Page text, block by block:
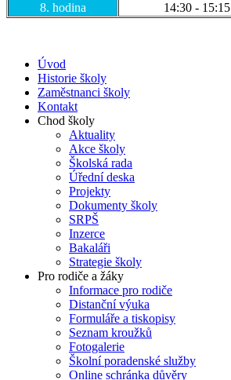
8. hodina
14:30 - 15:15
Úvod
Historie školy
Zaměstnanci školy
Kontakt
Chod školy
Aktuality
Akce školy
Školská rada
Úřední deska
Projekty
Dokumenty školy
SRPŠ
Inzerce
Bakaláři
Strategie školy
Pro rodiče a žáky
Informace pro rodiče
Distanční výuka
Formuláře a tiskopisy
Seznam kroužků
Fotogalerie
Školní poradenské služby
Online schránka důvěry